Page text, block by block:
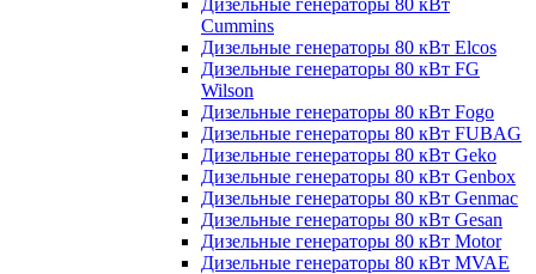
Дизельные генераторы 80 кВт
Cummins
Дизельные генераторы 80 кВт Elcos
Дизельные генераторы 80 кВт FG
Wilson
Дизельные генераторы 80 кВт Fogo
Дизельные генераторы 80 кВт FUBAG
Дизельные генераторы 80 кВт Geko
Дизельные генераторы 80 кВт Genbox
Дизельные генераторы 80 кВт Genmac
Дизельные генераторы 80 кВт Gesan
Дизельные генераторы 80 кВт Motor
Дизельные генераторы 80 кВт MVAE